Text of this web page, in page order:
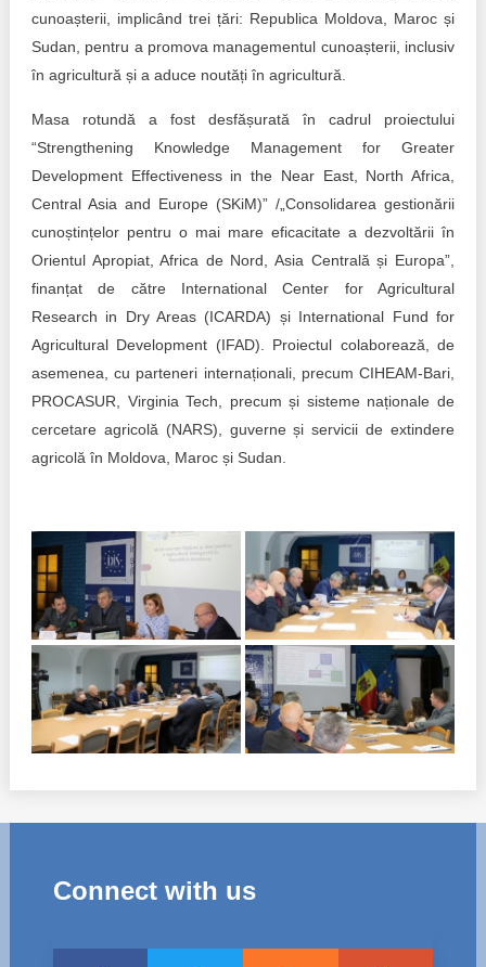
cunoașterii, implicând trei țări: Republica Moldova, Maroc și
Sudan, pentru a promova managementul cunoașterii, inclusiv
în agricultură și a aduce noutăți în agricultură.
Masa rotundă a fost desfășurată în cadrul proiectului
“Strengthening Knowledge Management for Greater
Development Effectiveness in the Near East, North Africa,
Central Asia and Europe (SKiM)” /„Consolidarea gestionării
cunoștințelor pentru o mai mare eficacitate a dezvoltării în
Orientul Apropiat, Africa de Nord, Asia Centrală și Europa”,
finanțat de către International Center for Agricultural
Research in Dry Areas (ICARDA) și International Fund for
Agricultural Development (IFAD). Proiectul colaborează, de
asemenea, cu parteneri internaționali, precum CIHEAM-Bari,
PROCASUR, Virginia Tech, precum și sisteme naționale de
cercetare agricolă (NARS), guverne și servicii de extindere
agricolă în Moldova, Maroc și Sudan.
Connect with us